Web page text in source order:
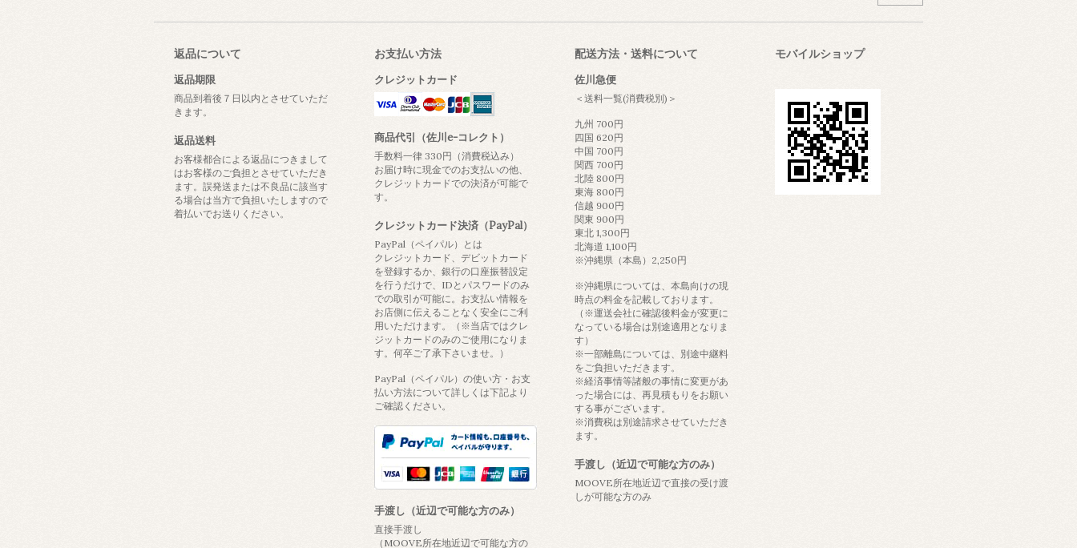
返品について
返品期限
商品到着後７日以内とさせていただ
きます。
返品送料
お客様都合による返品につきまして
はお客様のご負担とさせていただき
ます。誤発送または不良品に該当す
る場合は当方で負担いたしますので
着払いでお送りください。
お支払い方法
クレジットカード
商品代引（佐川e-コレクト）
手数料一律 330円（消費税込み）
お届け時に現金でのお支払いの他、
クレジットカードでの決済が可能で
す。
クレジットカード決済（PayPal）
PayPal（ペイパル）とは
クレジットカード、デビットカード
を登録するか、銀行の口座振替設定
を行うだけで、IDとパスワードのみ
での取引が可能に。お支払い情報を
お店側に伝えることなく安全にご利
用いただけます。（※当店ではクレ
ジットカードのみのご使用になりま
す。何卒ご了承下さいませ。）
PayPal（ペイパル）の使い方・お支
払い方法について詳しくは下記より
ご確認ください。
手渡し（近辺で可能な方のみ）
直接手渡し
（MOOVE所在地近辺で可能な方の
配送方法・送料について
佐川急便
＜送料一覧(消費税別)＞
九州 700円
四国 620円
中国 700円
関西 700円
北陸 800円
東海 800円
信越 900円
関東 900円
東北 1,300円
北海道 1,100円
※沖縄県（本島）2,250円
※沖縄県については、本島向けの現
時点の料金を記載しております。
（※運送会社に確認後料金が変更に
なっている場合は別途適用となりま
す）
※一部離島については、別途中継料
をご負担いただきます。
※経済事情等諸般の事情に変更があ
った場合には、再見積もりをお願い
する事がございます。
※消費税は別途請求させていただき
ます。
手渡し（近辺で可能な方のみ）
MOOVE所在地近辺で直接の受け渡
しが可能な方のみ
モバイルショップ